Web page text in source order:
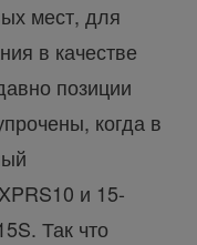
мест, для
в качестве
позиции
когда в
и 15-
Так что